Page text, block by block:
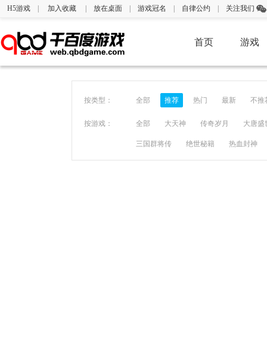
H5游戏 加入收藏 放在桌面 游戏冠名 自律公约 关注我们
首页 游戏
按类型： 全部 推荐 热门 最新 不推
按游戏： 全部 大天神 传奇岁月 大唐盛
三国群将传 绝世秘籍 热血封神